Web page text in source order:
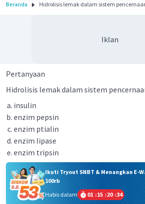
Beranda Hidrolisis lemak dalam sistem
Iklan
Pertanyaan
Hidrolisis lemak dalam sistem
insulin
enzim pepsin
enzim ptialin
enzim lipase
enzim tripsin
Ikuti Tryout SNBT & Menangkan E-
100rb
Habis dalam
01 :15 :20 :34